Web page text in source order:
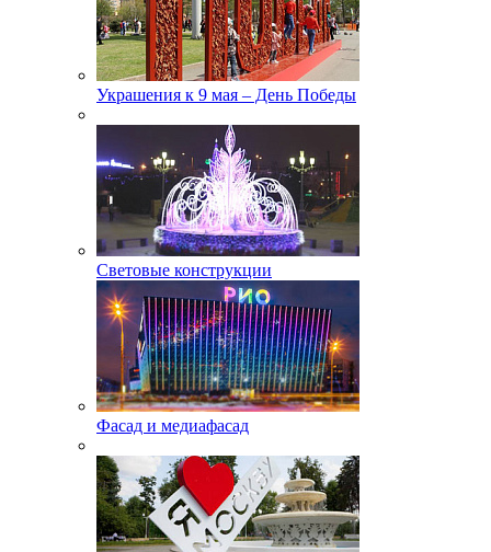
Украшения к 9 мая – День Победы
Световые конструкции
Фасад и медиафасад